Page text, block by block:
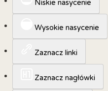
Niskie nasycenie
Wysokie nasycenie
Zaznacz linki
Zaznacz nagłówki